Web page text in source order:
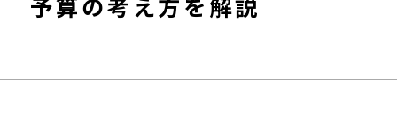
予算の考え方を解説